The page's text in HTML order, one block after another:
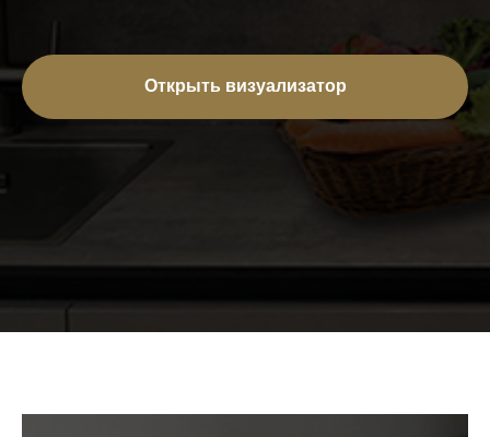
Открыть визуализатор